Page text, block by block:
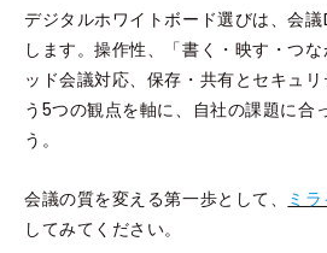
デジタルホワイトボード選びは、会
します。操作性、「書く・映す・つ
ッド会議対応、保存・共有とセキュ
う5つの観点を軸に、自社の課題に合
う。
会議の質を変える第一歩として、 ミ
してみてください。